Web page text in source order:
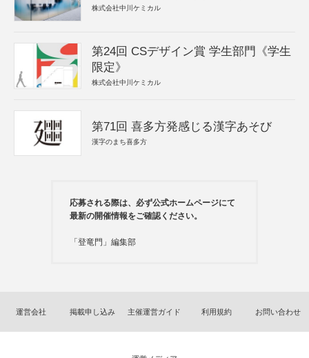
株式会社中川ケミカル
第24回 CSデザイン賞 学生部門《学生
限定》
株式会社中川ケミカル
第71回 喜多方発感じる漢字あそび
漢字のまち喜多方
応募される際は、必ず公式ホームページにて
最新の開催情報をご確認ください。
「登竜門」編集部
運営会社 掲載申し込み 主催運営ガイド 利用規約 お問い合わせ